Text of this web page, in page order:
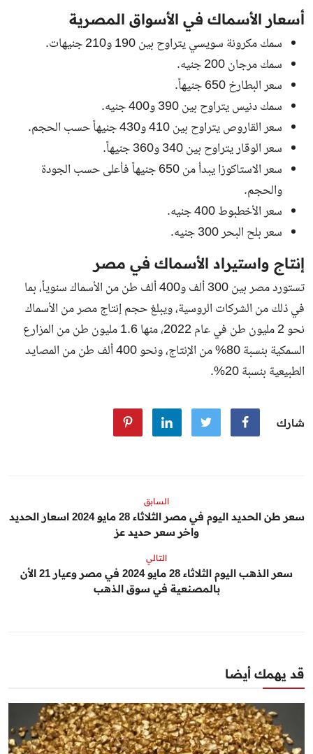
أسعار الأسماك في الأسواق المصرية
سمك مكرونة سويسي يتراوح بين 190 و210 جنيهات.
سمك مرجان 200 جنيه.
سعر البطارخ 650 جنيهاً.
سمك دنيس يتراوح بين 390 و400 جنيه.
سعر القاروص يتراوح بين 410 و430 جنيهاً حسب الحجم.
سعر الوقار يتراوح بين 340 و360 جنيهاً.
سعر الاستاكوزا يبدأ من 650 جنيهاً فأعلى حسب الجودة
والحجم.
سعر الأخطبوط 400 جنيه.
سعر بلح البحر 300 جنيه.
إنتاج واستيراد الأسماك في مصر
تستورد مصر بين 300 ألف و400 ألف طن من الأسماك سنوياً، بما
في ذلك من الشركات الروسية، ويبلغ حجم إنتاج مصر من الأسماك
نحو 2 مليون طن في عام 2022، منها 1.6 مليون طن من المزارع
السمكية بنسبة 80% من الإنتاج، ونحو 400 ألف طن من المصايد
الطبيعية بنسبة 20%.
شارك
السابق
سعر طن الحديد اليوم في مصر الثلاثاء 28 مايو 2024 اسعار الحديد
واخر سعر حديد عز
التالي
سعر الذهب اليوم الثلاثاء 28 مايو 2024 في مصر وعيار 21 الأن
بالمصنعية في سوق الذهب
قد يهمك أيضا